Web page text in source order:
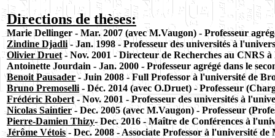
Directions de thèses:
Marie Dellinger - Mar. 2007 (avec M.Vaugon) - Professeur
Zindine Djadli- Jan. 1998 - Professeur des universités à
Olivier Druet - Nov. 2001 - Directeur de Recherches au CNRS
Antoinette Jourdain - Jan. 2000 - Professeur agrégé dans le
Benoit Pausader- Juin 2008 - Full Professor à l'université de
Bruno Premoselli - Déc. 2014 (avec O.Druet) - Professeur
Frédéric Robert- Nov. 2001 - Professeur des universités à
Nicolas Saintier- Dec. 2005 (avec M.Vaugon) - Professeur
Pierre-Damien Thizy- Dec. 2016 - Maître de Conférences à
Jérôme Vétois - Dec. 2008 - Associate Professor à l'université